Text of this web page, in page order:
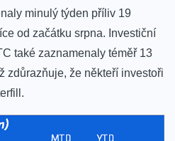
minulý týden příliv 19
od začátku srpna. Investiční
také zaznamenaly téměř 13
zdůrazňuje, že někteří investoři